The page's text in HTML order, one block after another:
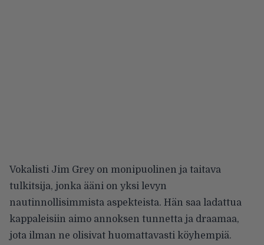
Vokalisti Jim Grey on monipuolinen ja taitava
tulkitsija, jonka ääni on yksi levyn
nautinnollisimmista aspekteista. Hän saa ladattua
kappaleisiin aimo annoksen tunnetta ja draamaa,
jota ilman ne olisivat huomattavasti köyhempiä.